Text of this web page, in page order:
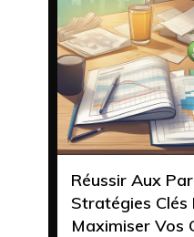
Réussir Aux
Stratégies Clés
Maximiser Vos